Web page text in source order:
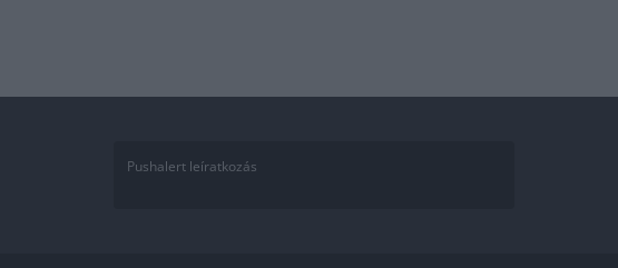
Pushalert leíratkozás